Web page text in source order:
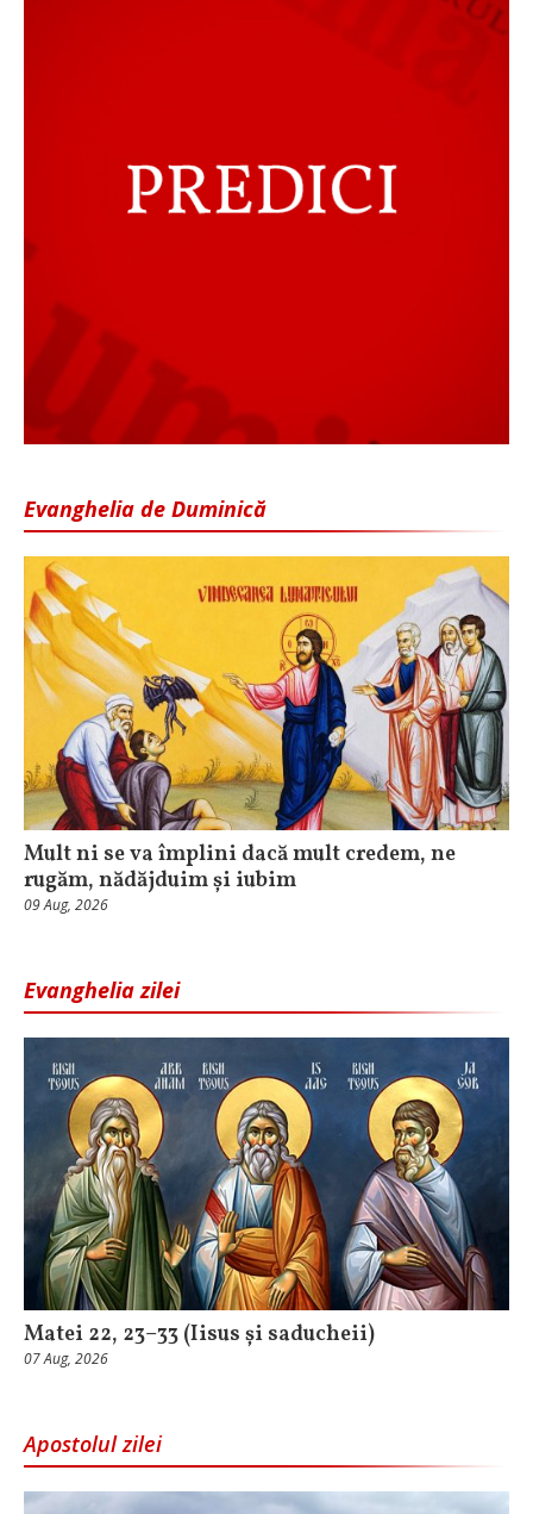
Evanghelia de Duminică
Mult ni se va împlini dacă mult credem, ne
rugăm, nădăjduim și iubim
09 Aug, 2026
Evanghelia zilei
Matei 22, 23–33 (Iisus și saducheii)
07 Aug, 2026
Apostolul zilei